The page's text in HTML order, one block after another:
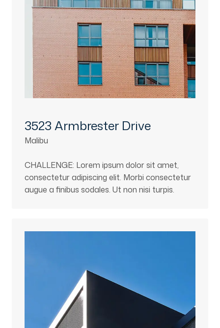
3523 Armbrester Drive
Malibu
CHALLENGE: Lorem ipsum dolor sit amet,
consectetur adipiscing elit. Morbi consectetur
augue a finibus sodales. Ut non nisi turpis.